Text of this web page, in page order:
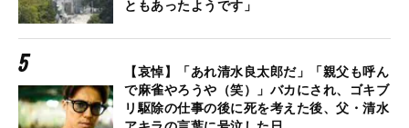
ともあったようです」
【哀悼】「あれ清水良太郎だ」「親父も呼ん
で麻雀やろうや（笑）」バカにされ、ゴキブ
リ駆除の仕事の後に死を考えた後、父・清水